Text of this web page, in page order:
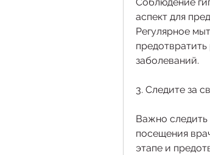
Соблюдение
аспект для
Регулярное
заболеваний.
3. Следите за
Важно следить
посещения
этапе и